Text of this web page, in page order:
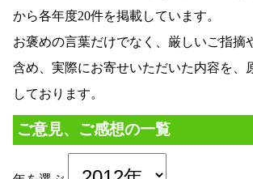
から各年度20件を掲載しています。
お褒めの言葉だけでなく、厳しいご指摘
含め、実際にお寄せいただいた内容を、
しております。
ご意見、ご感想の一覧